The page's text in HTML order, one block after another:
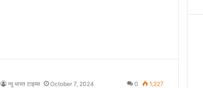
न्यू भारत टाइम्स October 7, 2024 0 1,227